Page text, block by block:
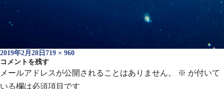
投
稿
日:
2019年2月28日 フ
ル
サ
719 × 960
コメントを残す
メールアドレスが公開されることはありません。 ※ が付いて
いる欄は必須項目です